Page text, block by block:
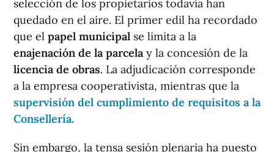
selección de los propietarios todavía han
quedado en el aire. El primer edil ha recordado
que el papel municipal se limita a la
enajenación de la parcela y la concesión de la
licencia de obras. La adjudicación corresponde
a la empresa cooperativista, mientras que la
supervisión del cumplimiento de requisitos a la
Consellería.
Sin embargo, la tensa sesión plenaria ha puesto